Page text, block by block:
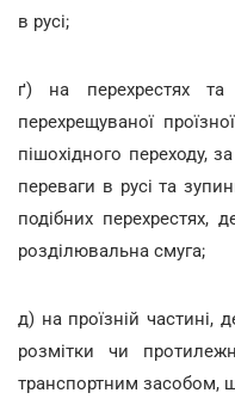
в русі;
ґ) на перехрестях
перехрещуваної
пішохідного переходу,
переваги в русі та
подібних перехрестях,
розділювальна смуга;
д) на проїзній частині,
розмітки чи
транспортним засобом,